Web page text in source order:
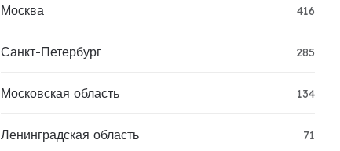
Москва 416
Санкт-Петербург 285
Московская область 134
Ленинградская область 71